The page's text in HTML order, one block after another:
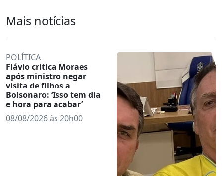
Mais notícias
POLÍTICA
Flávio critica Moraes
após ministro negar
visita de filhos a
Bolsonaro: ‘Isso tem dia
e hora para acabar’
08/08/2026 às 20h00